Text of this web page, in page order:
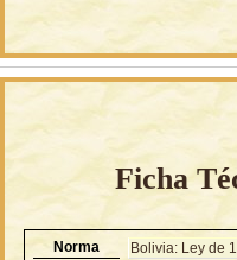
Ficha
Norma
Bolivia: Ley de